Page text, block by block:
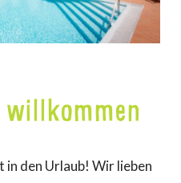
in den Urlaub! Wir lieben